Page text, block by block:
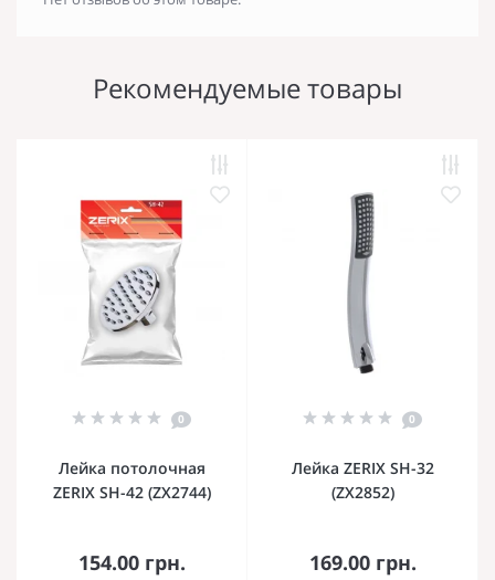
Рекомендуемые товары
0
Лейка потолочная
ZERIX SH-42 (ZX2744)
154.00 грн.
0
Лейка ZERIX SH-32
(ZX2852)
169.00 грн.